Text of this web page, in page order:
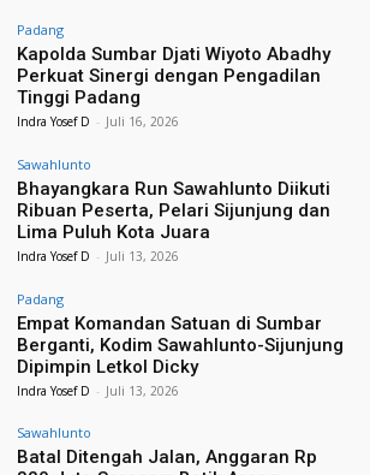
Padang
Kapolda Sumbar Djati Wiyoto Abadhy
Perkuat Sinergi dengan Pengadilan
Tinggi Padang
Indra Yosef D - Juli 16, 2026
Sawahlunto
Bhayangkara Run Sawahlunto Diikuti
Ribuan Peserta, Pelari Sijunjung dan
Lima Puluh Kota Juara
Indra Yosef D - Juli 13, 2026
Padang
Empat Komandan Satuan di Sumbar
Berganti, Kodim Sawahlunto-Sijunjung
Dipimpin Letkol Dicky
Indra Yosef D - Juli 13, 2026
Sawahlunto
Batal Ditengah Jalan, Anggaran Rp